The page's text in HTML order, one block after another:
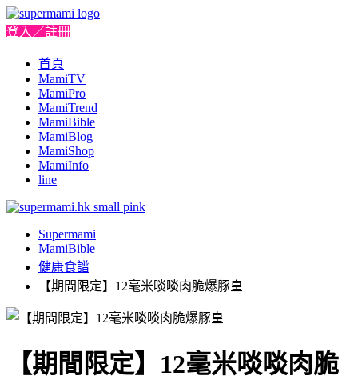
登入／註冊
首頁
MamiTV
MamiPro
MamiTrend
MamiBible
MamiBlog
MamiShop
MamiInfo
line
Supermami
MamiBible
健康食譜
【期間限定】12毫米啖啖肉脆爆豚皇
【期間限定】12毫米啖啖肉脆